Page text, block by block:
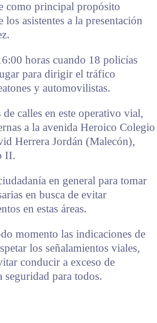
como principal propósito
asistentes a la presentación
horas cuando 18 policías
para dirigir el tráfico
y automovilistas.
calles en este operativo vial,
a la avenida Heroico Colegio
Herrera Jordán (Malecón),
II.
en general para tomar
en busca de evitar
en estas áreas.
momento las indicaciones de
los señalamientos viales,
conducir a exceso de
seguridad para todos.